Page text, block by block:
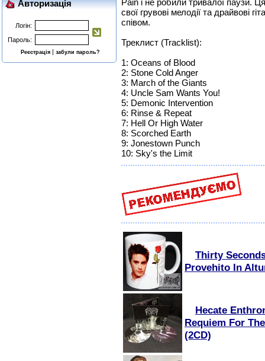
Авторизація
Логін:
Пароль:
Реєстрація |забули пароль?
Pain і не робили тривалої паузи.
свої грувові мелодії та драйвові
співом.
Треклист (Tracklist):
1: Oceans of Blood
2: Stone Cold Anger
3: March of the Giants
4: Uncle Sam Wants You!
5: Demonic Intervention
6: Rinse & Repeat
7: Hell Or High Water
8: Scorched Earth
9: Jonestown Punch
10: Sky's the Limit
Thirty
Provehito In
Hecate
Requiem For
(2CD)